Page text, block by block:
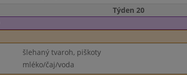
Týden 20
šlehaný tvaroh, piškoty
mléko/čaj/voda